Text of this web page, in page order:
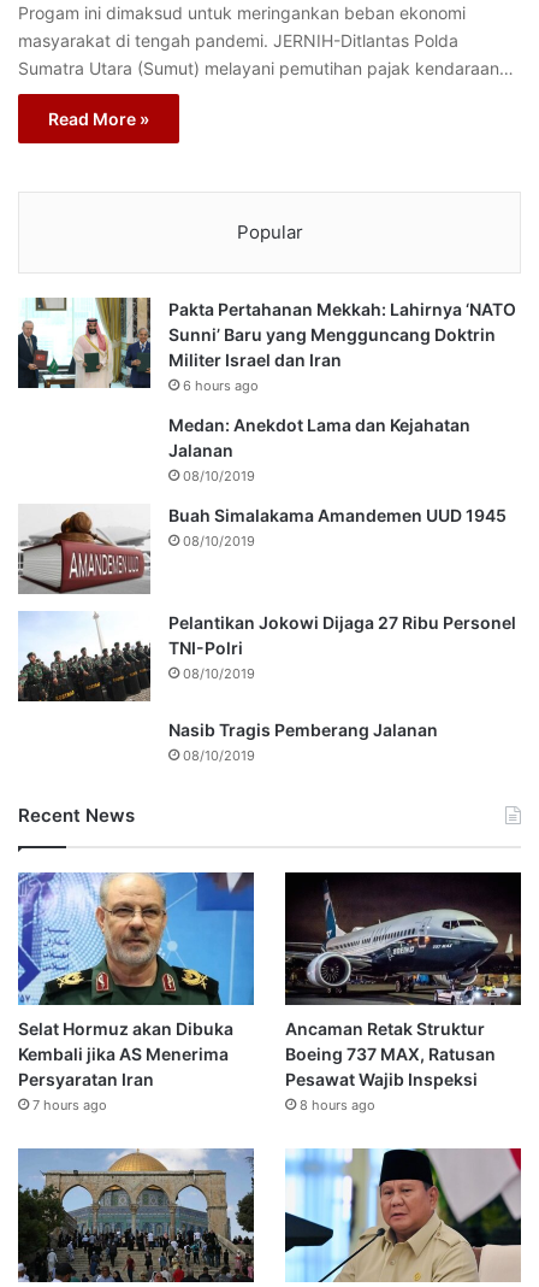
Progam ini dimaksud untuk meringankan beban ekonomi
masyarakat di tengah pandemi. JERNIH-Ditlantas Polda
Sumatra Utara (Sumut) melayani pemutihan pajak kendaraan…
Read More »
Popular
Pakta Pertahanan Mekkah: Lahirnya ‘NATO
Sunni’ Baru yang Mengguncang Doktrin
Militer Israel dan Iran
6 hours ago
Medan: Anekdot Lama dan Kejahatan
Jalanan
08/10/2019
Buah Simalakama Amandemen UUD 1945
08/10/2019
Pelantikan Jokowi Dijaga 27 Ribu Personel
TNI-Polri
08/10/2019
Nasib Tragis Pemberang Jalanan
08/10/2019
Recent News
Selat Hormuz akan Dibuka
Kembali jika AS Menerima
Persyaratan Iran
7 hours ago
Ancaman Retak Struktur
Boeing 737 MAX, Ratusan
Pesawat Wajib Inspeksi
8 hours ago